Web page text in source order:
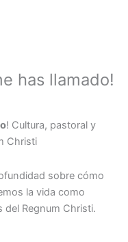
has llamado!
! Cultura, pastoral y
Christi
sobre cómo
la vida como
Regnum Christi.